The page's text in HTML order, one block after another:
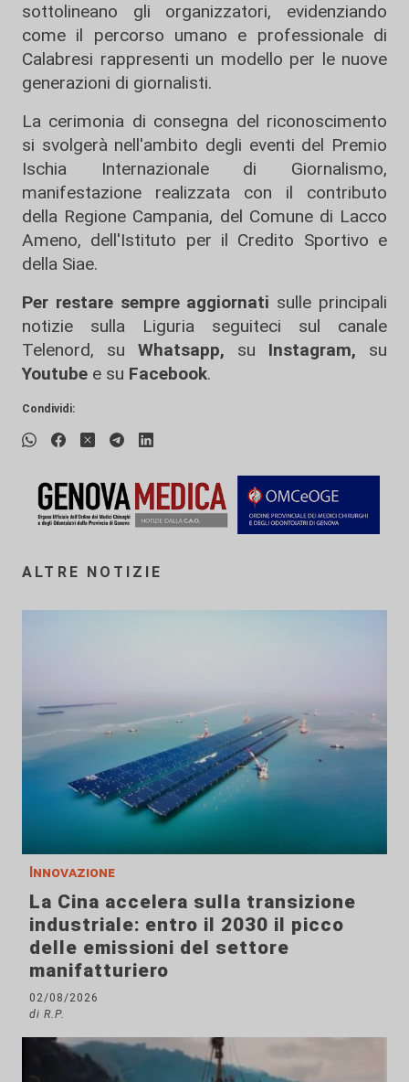
sottolineano gli organizzatori, evidenziando
come il percorso umano e professionale di
Calabresi rappresenti un modello per le nuove
generazioni di giornalisti.
La cerimonia di consegna del riconoscimento
si svolgerà nell'ambito degli eventi del Premio
Ischia Internazionale di Giornalismo,
manifestazione realizzata con il contributo
della Regione Campania, del Comune di Lacco
Ameno, dell'Istituto per il Credito Sportivo e
della Siae.
Per restare sempre aggiornati sulle principali
notizie sulla Liguria seguiteci sul canale
Telenord, su
Whatsapp, su Instagram, su
Youtube e su Facebook.
Condividi:
ALTRE NOTIZIE
Innovazione
La Cina accelera sulla transizione
industriale: entro il 2030 il picco
delle emissioni del settore
manifatturiero
02/08/2026
di R.P.